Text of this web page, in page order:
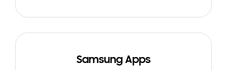
Samsung Apps